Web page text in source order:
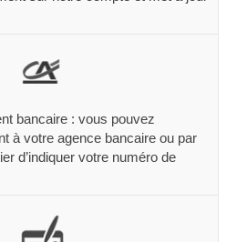
bancaire : vous pouvez
à votre agence bancaire ou par
d’indiquer votre numéro de